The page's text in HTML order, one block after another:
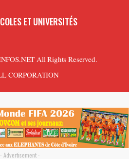
ET UNIVERSITÉS
All Rights Reserved.
CORPORATION
- Advertisement -